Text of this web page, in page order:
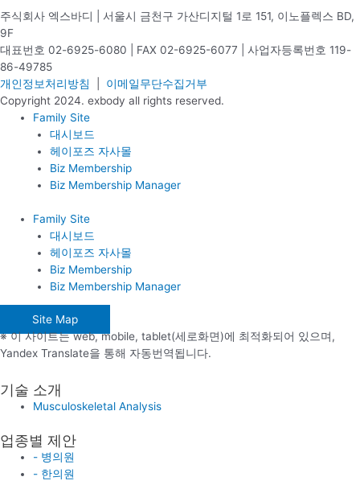
주식회사 엑스바디 | 서울시 금천구 가산디지털 1로 151, 이노플렉스 BD,
9F
대표번호 02-6925-6080 | FAX 02-6925-6077 | 사업자등록번호 119-
86-49785
개인정보처리방침
이메일무단수집거부
Copyright 2024. exbody all rights reserved.
Family Site
대시보드
헤이포즈 자사몰
Biz Membership
Biz Membership Manager
Family Site
대시보드
헤이포즈 자사몰
Biz Membership
Biz Membership Manager
Site Map
※ 이 사이트는 web, mobile, tablet(세로화면)에 최적화되어 있으며,
Yandex Translate을 통해 자동번역됩니다.
기술 소개
Musculoskeletal Analysis
업종별 제안
- 병의원
- 한의원